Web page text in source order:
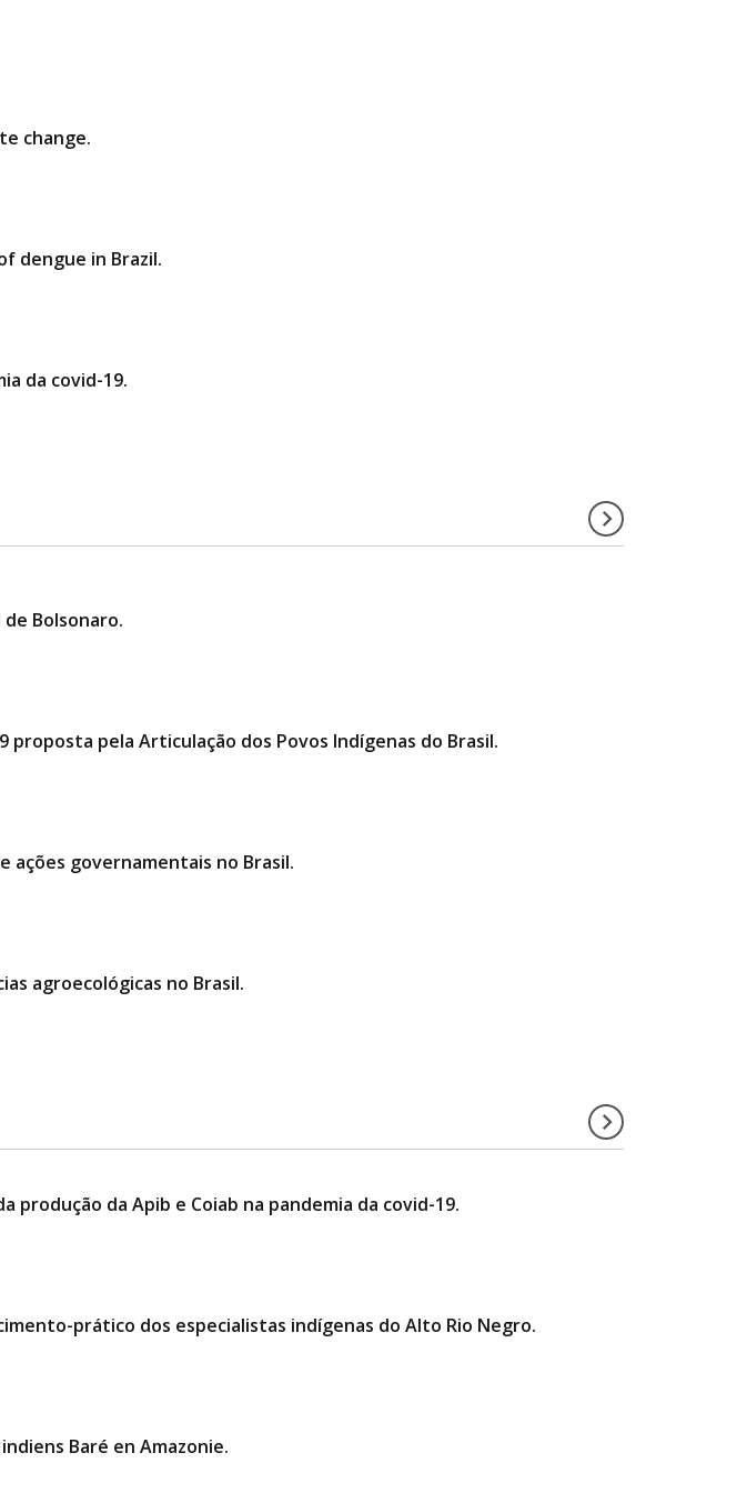
change.
dengue in Brazil.
da covid-19.
Bolsonaro.
proposta pela Articulação dos Povos Indígenas do Brasil.
ações governamentais no Brasil.
agroecológicas no Brasil.
da Apib e Coiab na pandemia da covid-19.
prático dos especialistas indígenas do Alto Rio Negro.
Baré en Amazonie.